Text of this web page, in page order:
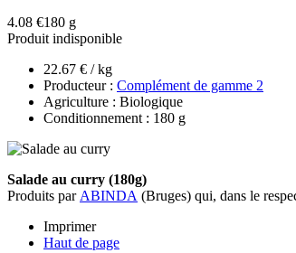
4.08 €180 g
Produit indisponible
22.67 € / kg
Producteur : Complément de gamme 2
Agriculture : Biologique
Conditionnement : 180 g
Salade au curry (180g)
Produits par ABINDA (Bruges) qui, dans le
Imprimer
Haut de page